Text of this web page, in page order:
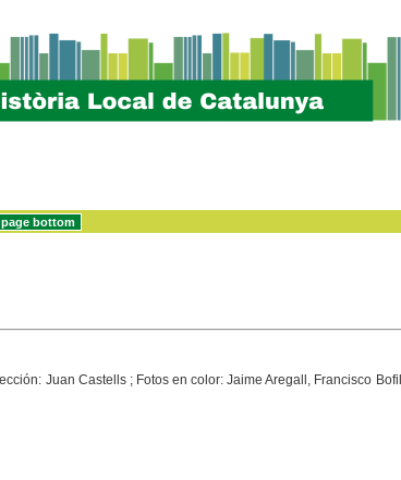
Juan Castells ; Fotos en color: Jaime Aregall, Francisco